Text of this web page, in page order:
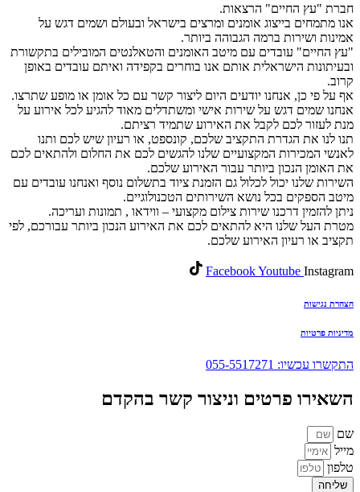
חברת "עץ החיים" הרצאות.
אנו מתמחים בייצוג אומנים ומרצים בישראל ובעולם ושמים דגש על
אמינות ושירות ברמה הגבוהה ביותר.
"עץ החיים" עובדים עם מיטב האומנים והטאלנטים המובילים בתקשורת
ובעיתונות הישראלית אותם אנו בוחרים בקפידה ואיתם עובדים באופן
קרוב.
אף על פי כן, אנחנו יודעים היום ליצור קשר עם כל אומן או מופע שתרצו.
אנחנו שמים דגש על שירות אישי ומשתדלים מאוד להגיע לכל אירוע על
מנת לעזור לכם לקבל את האירוע שתמיד רציתם.
תנו לנו את הגדרת התקציב שלכם, קונספט, או רעיון שיש לכם ותנו
לאנשי המכירות המקצועיים שלנו להגשים לכם את החלום ולהתאים לכם
את האומן הנכון ביותר עבור האירוע שלכם.
השירות שלנו יכול לכלול גם הזמנת ציוד בתשלום נוסף ואנחנו עובדים עם
מיטב הספקים בכל נושא השירותים הטכנולוגיים.
ניתן להזמין דרכנו שירות צילום מקצועי – ווידאו , תמונות ועריכה.
מטרת העל שלנו היא להתאים לכם את האירוע הנכון ביותר עבורכם, לפי
תקציב או רעיון האירוע שלכם.
FacebookYoutube Instagram
הצהרת נגישות
מדיניות פרטיות
התקשרו עכשיו: 055-5517271
השאירו פרטים וניצור קשר בהקדם
שם
מייל
טלפון
שליחה